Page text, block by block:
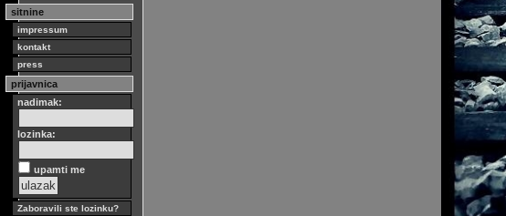
sitnine
impressum
kontakt
press
prijavnica
nadimak:
lozinka:
upamti me
Zaboravili ste lozinku?